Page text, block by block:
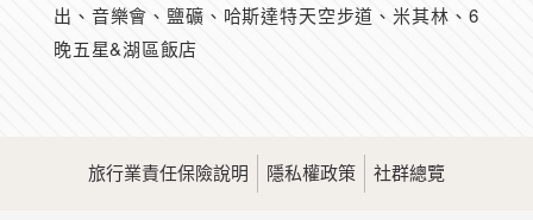
出、音樂會、鹽礦、哈斯達特天空步道、米其林、6
晚五星&湖區飯店
旅行業責任保險說明 隱私權政策 社群總覽